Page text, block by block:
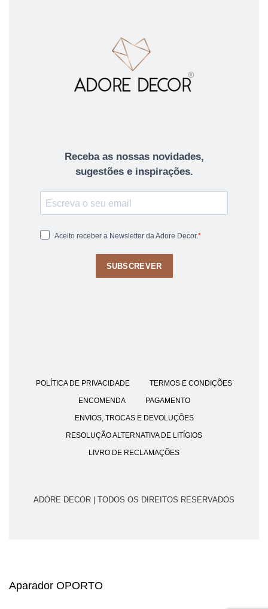
Receba as nossas novidades,
sugestões e inspirações.
Aceito receber a Newsletter da Adore Decor.
SUBSCREVER
POLÍTICA DE PRIVACIDADE TERMOS E CONDIÇÕES
ENCOMENDA PAGAMENTO
ENVIOS, TROCAS E DEVOLUÇÕES
RESOLUÇÃO ALTERNATIVA DE LITÍGIOS
LIVRO DE RECLAMAÇÕES
ADORE DECOR | TODOS OS DIREITOS RESERVADOS
Aparador OPORTO